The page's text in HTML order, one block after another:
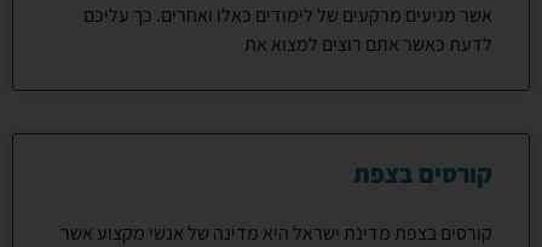
אשר מגיעים מרקעים של לימודים כאלו ואחרים. כך עליכם
לדעת כאשר אתם רוצים למצוא את
קורסים בצפת
קורסים בצפת מדינת ישראל היא מדינה של אנשי מקצוע אשר